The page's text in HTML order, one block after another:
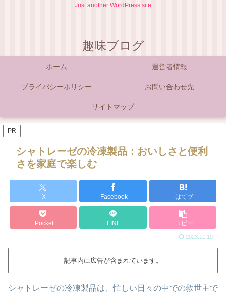
Just another WordPress site
趣味ブログ
ホーム 運営者情報
プライバシーポリシー お問い合わせ先
サイトマップ
PR
シャトレーゼの冷凍製品：おいしさと便利
さを家庭で楽しむ
X Facebook はてブ
Pocket LINE コピー
2023.11.10
記事内に広告が含まれています。
シャトレーゼの冷凍製品は、忙しい日々の中での救世主で